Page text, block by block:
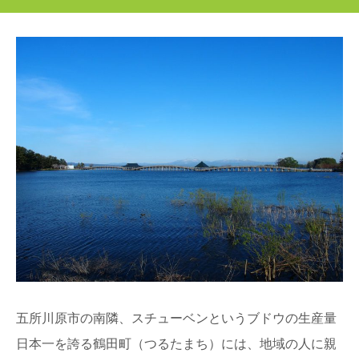
五所川原市の南隣、スチューベンというブドウの生産量
日本一を誇る鶴田町（つるたまち）には、地域の人に親